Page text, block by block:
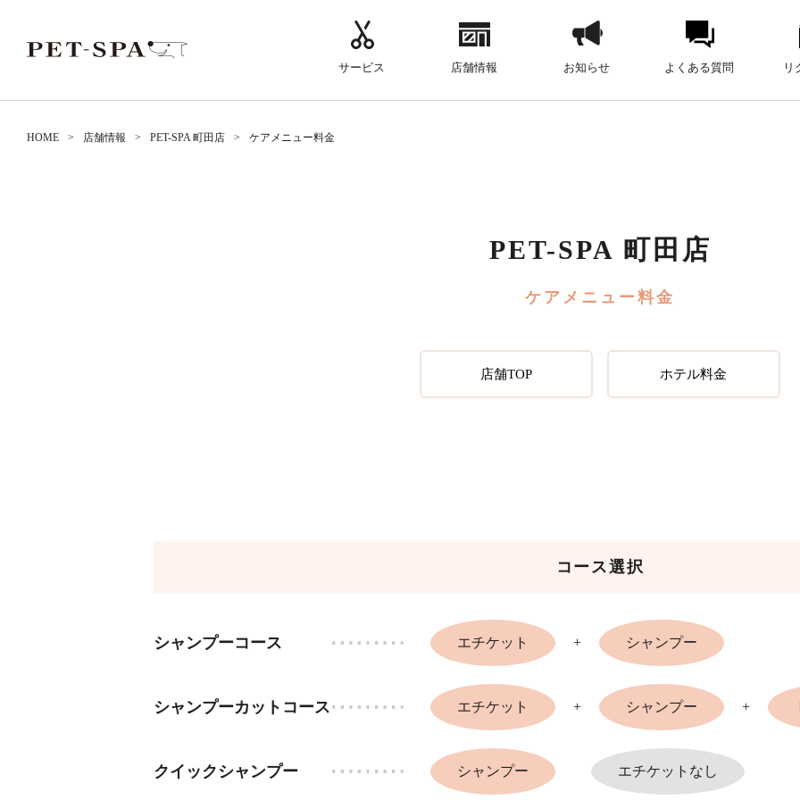
サービス 店舗情報 お知らせ よくある質問 リ
HOME 店舗情報 PET-SPA 町田店 ケアメニュー料金
PET-SPA 町田店
ケアメニュー料金
店舗TOP ホテル料金
コース選択
シャンプーコース エチケット + シャンプー
シャンプーカットコース エチケット + シャンプー +
クイックシャンプー シャンプー エチケットなし